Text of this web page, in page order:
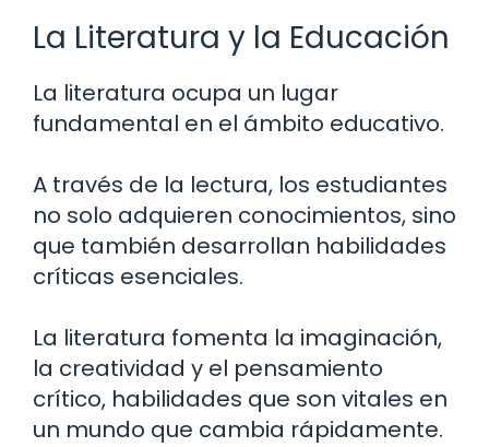
La Literatura y la Educación
La literatura ocupa un lugar
fundamental en el ámbito educativo.
A través de la lectura, los estudiantes
no solo adquieren conocimientos, sino
que también desarrollan habilidades
críticas esenciales.
La literatura fomenta la imaginación,
la creatividad y el pensamiento
crítico, habilidades que son vitales en
un mundo que cambia rápidamente.